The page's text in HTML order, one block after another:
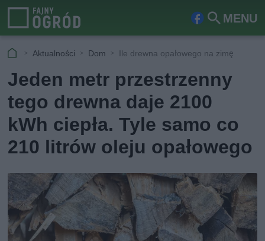
MENU
Fa
ook
Szu
Aktualności Dom Ile drewna opałowego na zimę
Jeden metr przestrzenny
tego drewna daje 2100
kWh ciepła. Tyle samo co
210 litrów oleju opałowego